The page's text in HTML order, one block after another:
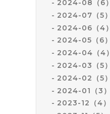
2024-08（6）
2024-07（5）
2024-06（4）
2024-05（6）
2024-04（4）
2024-03（5）
2024-02（5）
2024-01（3）
2023-12（4）